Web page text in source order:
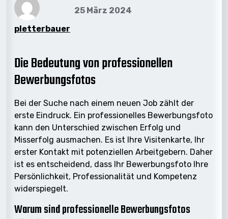
pletterbauer
25 März 2024
Die Bedeutung von professionellen
Bewerbungsfotos
Bei der Suche nach einem neuen Job zählt der
erste Eindruck. Ein professionelles Bewerbungsfoto
kann den Unterschied zwischen Erfolg und
Misserfolg ausmachen. Es ist Ihre Visitenkarte, Ihr
erster Kontakt mit potenziellen Arbeitgebern. Daher
ist es entscheidend, dass Ihr Bewerbungsfoto Ihre
Persönlichkeit, Professionalität und Kompetenz
widerspiegelt.
Warum sind professionelle Bewerbungsfotos